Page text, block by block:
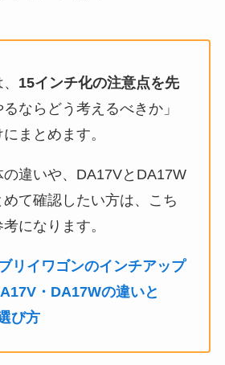
15インチ化の注意点を先
るならどう考えるべきか」
まとめます。
違いや、DA17VとDA17W
て確認したい方は、こち
になります。
リイワゴンのインチアップ
・DA17Wの違いと
び方